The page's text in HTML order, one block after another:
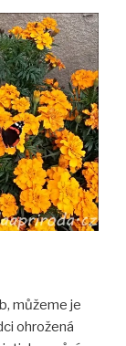
můžeme je
ohrožená